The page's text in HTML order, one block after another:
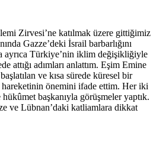
Zirvesi’ne katılmak üzere gittiğimiz
Gazze’deki İsrail barbarlığını
ayrıca Türkiye’nin iklim değişikliğiyle
attığı adımları anlattım. Eşim Emine
ve kısa sürede küresel bir
hareketinin önemini ifade ettim. Her iki
başkanıyla görüşmeler yaptık.
ve Lübnan’daki katliamlara dikkat